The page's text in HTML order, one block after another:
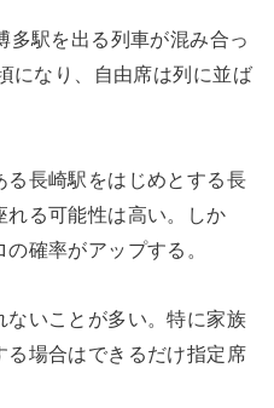
多駅を出る列車が混み合っ
になり、自由席は列に並ば
る長崎駅をはじめとする長
る可能性は高い。しか
確率がアップする。
いことが多い。特に家族
場合はできるだけ指定席